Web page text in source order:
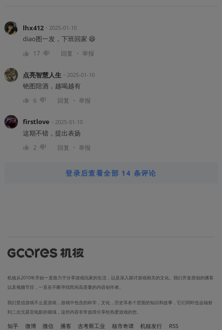
lhx412・ 2025-01-10
diao图一发，下班回家 😆
17 回复 ・ 举报
点亮智慧人生 ・ 2025-01-10
铯图陪酒，越喝越有
6 回复 ・ 举报
firstlove ・ 2025-01-10
这期不错，提出表扬
2 回复 ・ 举报
登录后查看全部 14 条评论
机核从2010年开始一直致力于分享游戏玩家的生活，以及深入探讨游戏相关的文化。我们开发原创的播客
以及视频节目，一直在不断寻找民间高质量的内容创作者。
我们坚信游戏不止是游戏，游戏中包含的科学，文化，历史等各个层面的知识和故事，它们同时也会辐射
到二次元甚至电影的领域，这些内容非常值得分享给热爱游戏的您。
知乎 微博 微信 播客 吉考斯工业 核市奇谭 机核发行 RSS